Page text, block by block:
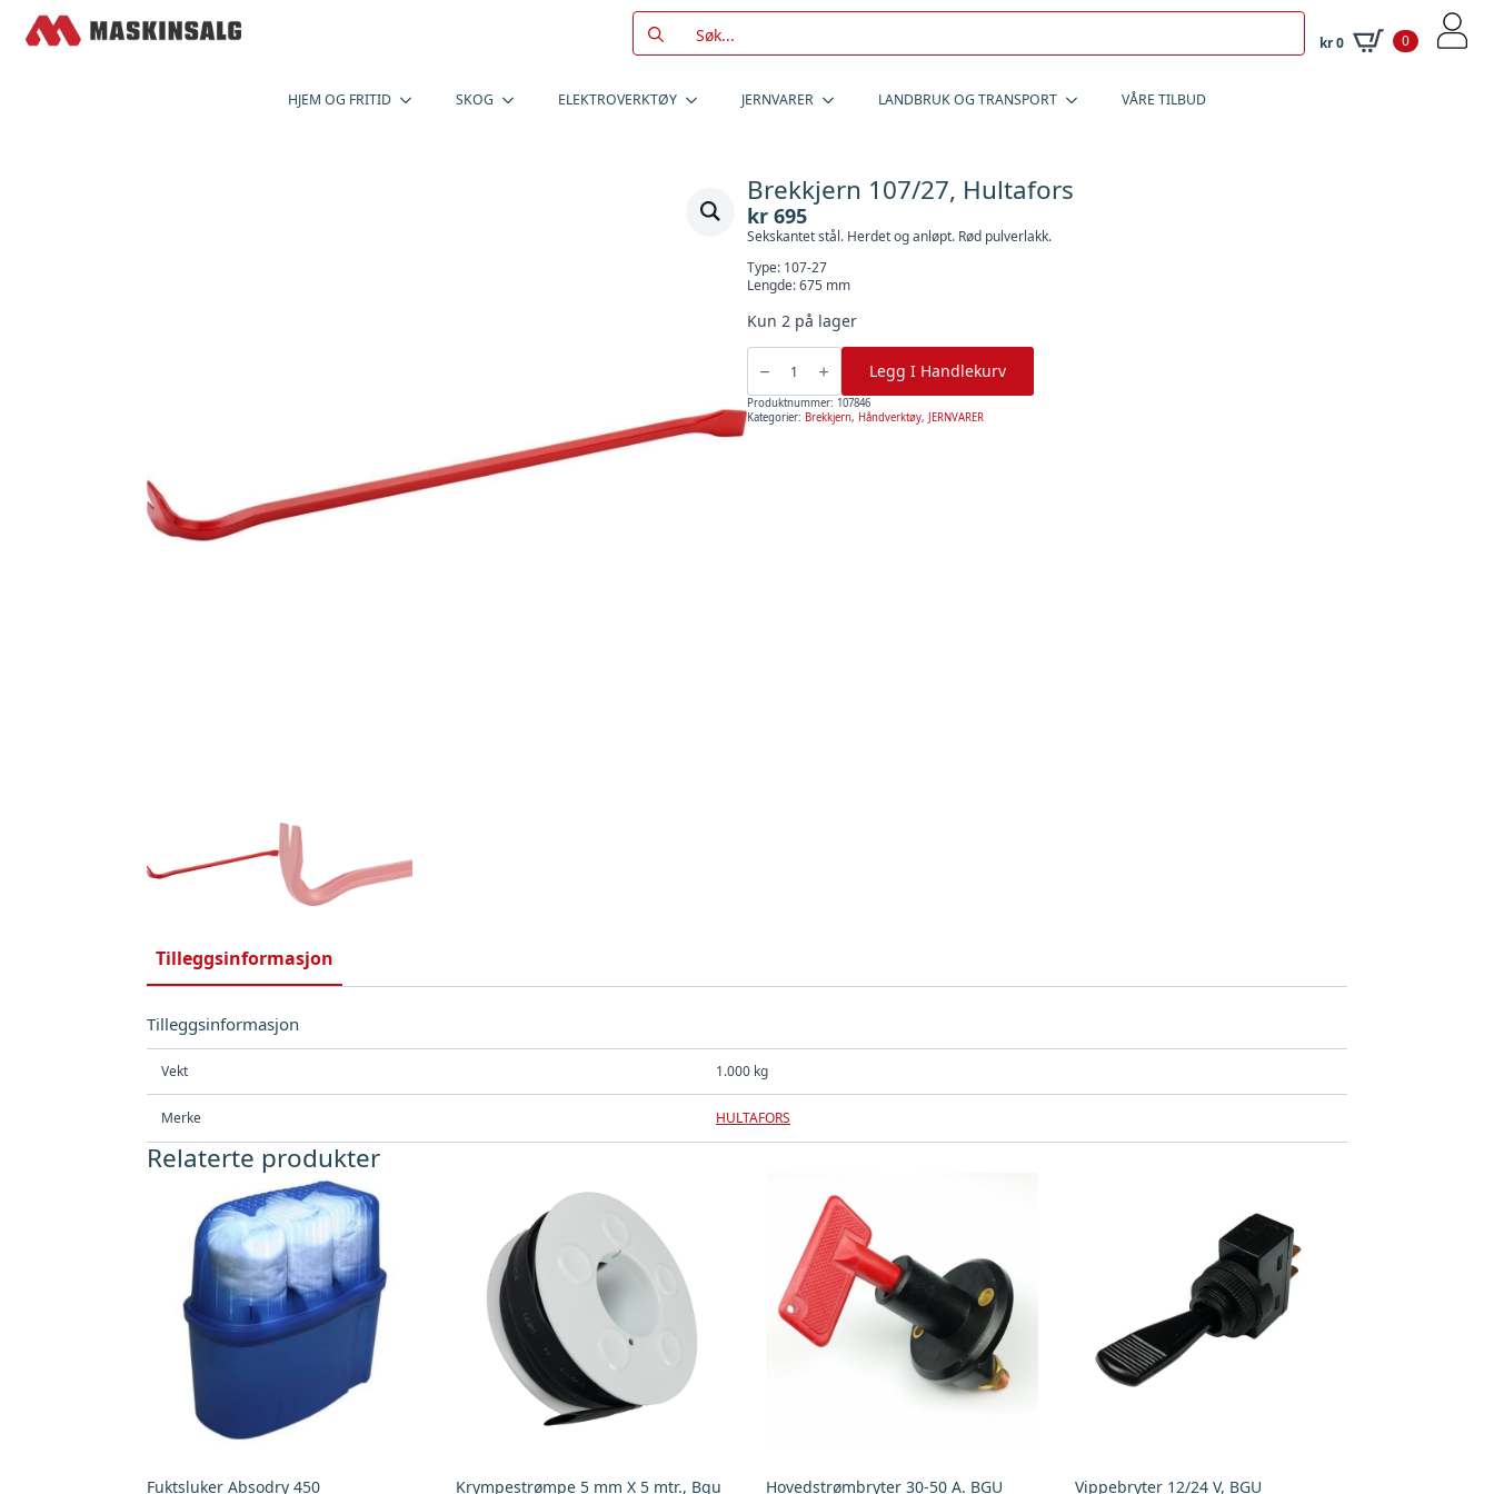
Search
for:
kr0 0
HJEM OG FRITID SKOG ELEKTROVERKTØY JERNVARER LANDBRUK OG TRANSPORT VÅRE TILBUD
Brekkjern 107/27, Hultafors
kr 695
Sekskantet stål. Herdet og anløpt. Rød pulverlakk.
Type: 107-27
Lengde: 675 mm
Kun 2 på lager
Brekkjern
107/27,
Hultafors
antall
Legg I Handlekurv
Produktnummer: 107846
Kategorier: Brekkjern, Håndverktøy, JERNVARER
Tilleggsinformasjon
Tilleggsinformasjon
Vekt 1.000 kg
Merke HULTAFORS
Relaterte produkter
Fuktsluker Absodry 450 Krympestrømpe 5 mm X 5 mtr., Bgu Hovedstrømbryter 30-50 A. BGU Vippebryter 12/24 V, BGU